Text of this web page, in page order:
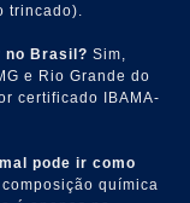
trincado).
no Brasil? Sim,
e Rio Grande do
certificado IBAMA-
pode ir como
química